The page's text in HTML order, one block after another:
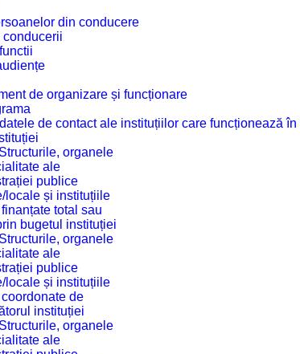
din conducere
conducerii
de organizare și funcționare
de contact ale instituțiilor care funcționează
organele
ale
publice
locale și instituțiile
total sau
bugetul instituției
organele
ale
publice
locale și instituțiile
de
instituției
organele
ale